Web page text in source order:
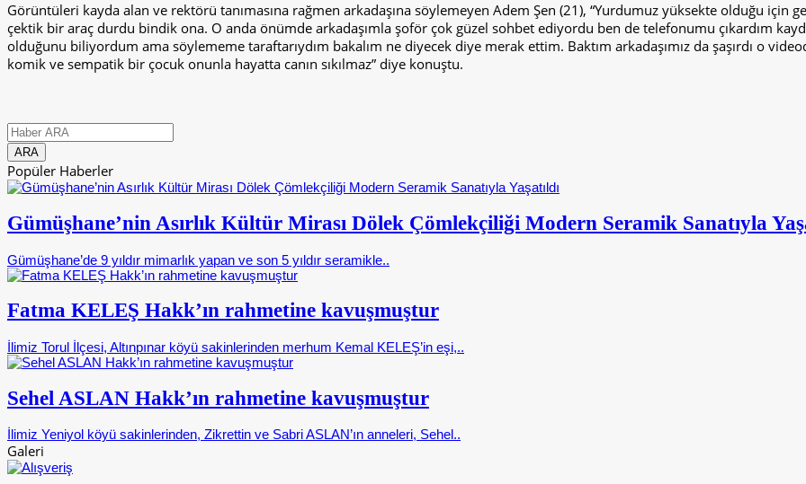
Görüntüleri kayda alan ve rektörü tanımasına rağmen arkadaşına söylemeyen Adem Şen (21), “Yurdumuz yüksekte olduğu
çektik bir araç durdu bindik ona. O anda önümde arkadaşımla şoför çok güzel sohbet ediyordu ben de telefonumu çıkardım
olduğunu biliyordum ama söylememe taraftarıydım bakalım ne diyecek diye merak ettim. Baktım arkadaşımız da şaşırdı o
komik ve sempatik bir çocuk onunla hayatta canın sıkılmaz” diye konuştu.
Popüler Haberler
Gümüşhane’nin Asırlık Kültür Mirası Dölek Çömlekçiliği Modern Seramik Sanatıyla
Gümüşhane’de 9 yıldır mimarlık yapan ve son 5 yıldır seramikle..
Fatma KELEŞ Hakk’ın rahmetine kavuşmuştur
İlimiz Torul İlçesi, Altınpınar köyü sakinlerinden merhum Kemal KELEŞ’in eşi,..
Sehel ASLAN Hakk’ın rahmetine kavuşmuştur
İlimiz Yeniyol köyü sakinlerinden, Zikrettin ve Sabri ASLAN’ın anneleri, Sehel..
Galeri